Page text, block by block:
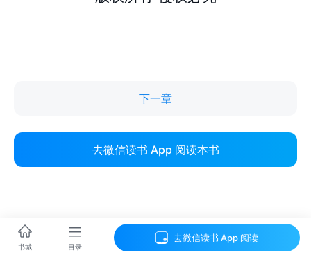
下一章
去微信读书 App 阅读本书
书城 目录
去微信读书 App 阅读